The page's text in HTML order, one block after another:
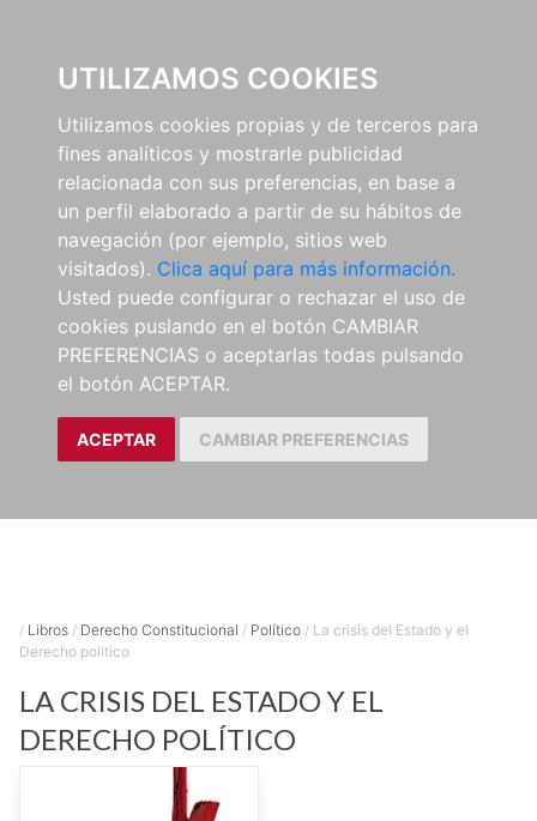
UTILIZAMOS COOKIES
Utilizamos cookies propias y de terceros para
fines analíticos y mostrarle publicidad
relacionada con sus preferencias, en base a
un perfil elaborado a partir de su hábitos de
navegación (por ejemplo, sitios web
visitados). Clica aquí para más información.
Usted puede configurar o rechazar el uso de
cookies puslando en el botón CAMBIAR
PREFERENCIAS o aceptarlas todas pulsando
el botón ACEPTAR.
ACEPTAR CAMBIAR PREFERENCIAS
/ Libros / Derecho Constitucional / Político / La crisis del Estado y el
Derecho político
LA CRISIS DEL ESTADO Y EL
DERECHO POLÍTICO